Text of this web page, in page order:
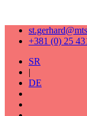
+381 (0) 25
SR
|
DE